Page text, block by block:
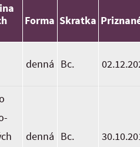
Forma Skratka
denná Bc.
denná Bc.